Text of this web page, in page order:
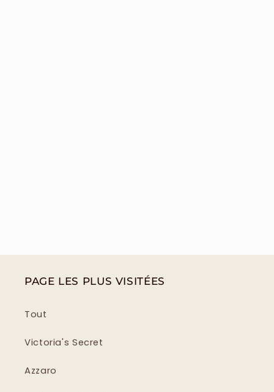
PAGE LES PLUS VISITÉES
Tout
Victoria's Secret
Azzaro